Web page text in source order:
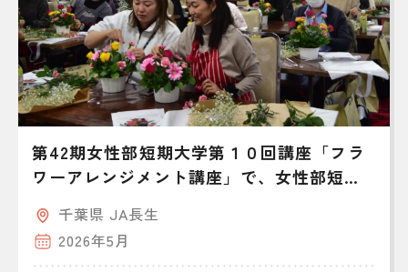
第42期女性部短期大学第１０回講座「フラ
ワーアレンジメント講座」で、女性部短期
千葉県 JA長生
2026年5月